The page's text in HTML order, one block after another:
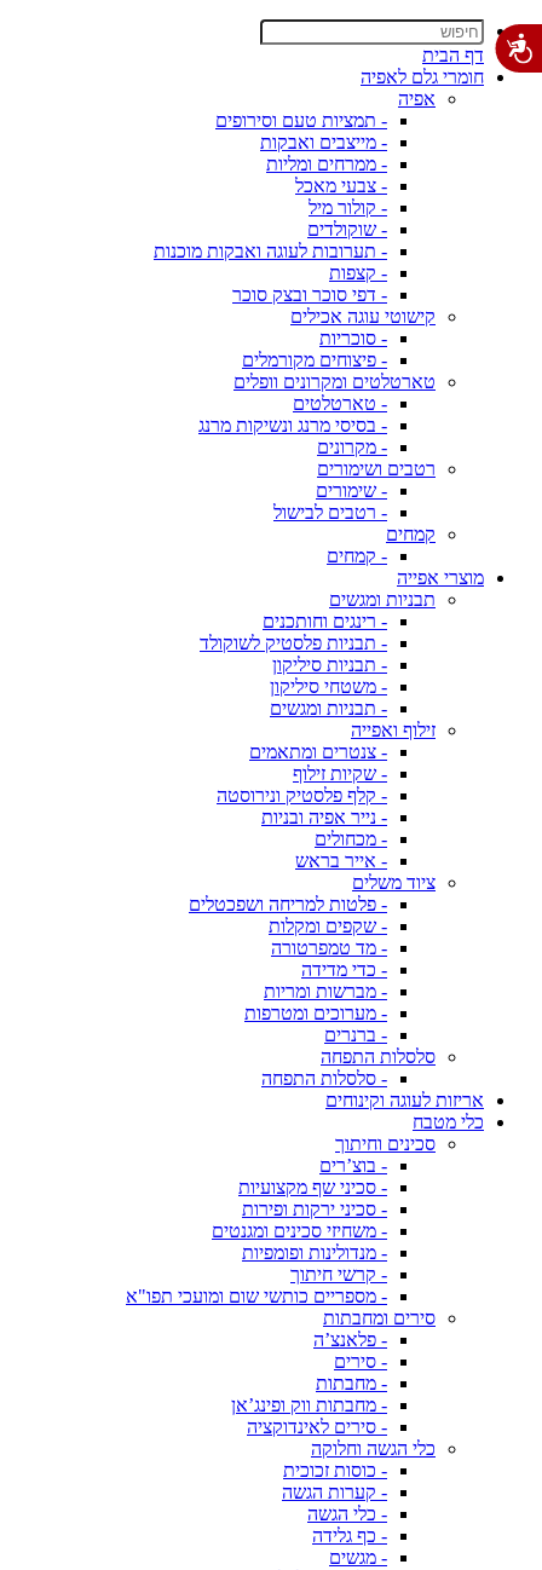
דף הבית
חומרי גלם לאפיה
אפיה
- תמציות טעם וסירופים
- מייצבים ואבקות
- ממרחים ומליות
- צבעי מאכל
- קולור מיל
- שוקולדים
- תערובות לעוגה ואבקות מוכנות
- קצפות
- דפי סוכר ובצק סוכר
קישוטי עוגה אכילים
- סוכריות
- פיצוחים מקורמלים
טארטלטים ומקרונים וופלים
- טארטלטים
- בסיסי מרנג ונשיקות מרנג
- מקרונים
רטבים ושימורים
- שימורים
- רטבים לבישול
קמחים
- קמחים
מוצרי אפייה
תבניות ומגשים
- רינגים וחותכנים
- תבניות פלסטיק לשוקולד
- תבניות סיליקון
- משטחי סיליקון
- תבניות ומגשים
זילוף ואפייה
- צנטרים ומתאמים
- שקיות זילוף
- קלף פלסטיק ונירוסטה
- נייר אפיה ובניות
- מכחולים
- אייר בראש
ציוד משלים
- פלטות למריחה ושפכטלים
- שקפים ומקלות
- מד טמפרטורה
- כדי מדידה
- מברשות ומריות
- מערוכים ומטרפות
- ברנרים
סלסלות התפחה
- סלסלות התפחה
אריזות לעוגה וקינוחים
כלי מטבח
סכינים וחיתוך
- בוצ’רים
- סכיני שף מקצועיות
- סכיני ירקות ופירות
- משחיזי סכינים ומגנטים
- מנדולינות ופומפיות
- קרשי חיתוך
- מספריים כותשי שום ומועכי תפו"א
סירים ומחבתות
- פלאנצ’ה
- סירים
- מחבתות
- מחבתות ווק ופינג’אן
- סירים לאינדוקציה
כלי הגשה וחלוקה
- כוסות זכוכית
- קערות הגשה
- כלי הגשה
- כף גלידה
- מגשים